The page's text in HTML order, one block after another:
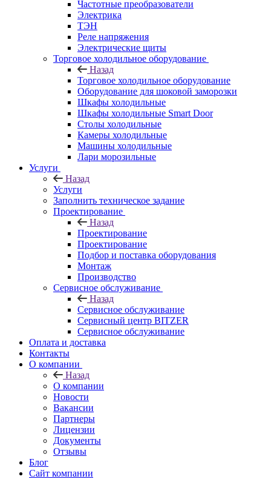
Частотные преобразователи
Электрика
ТЭН
Реле напряжения
Электрические щиты
Торговое холодильное оборудование
Назад
Торговое холодильное оборудование
Оборудование для шоковой заморозки
Шкафы холодильные
Шкафы холодильные Smart Door
Столы холодильные
Камеры холодильные
Машины холодильные
Лари морозильные
Услуги
Назад
Услуги
Заполнить техническое задание
Проектирование
Назад
Проектирование
Проектирование
Подбор и поставка оборудования
Монтаж
Производство
Сервисное обслуживание
Назад
Сервисное обслуживание
Сервисный центр BITZER
Сервисное обслуживание
Оплата и доставка
Контакты
О компании
Назад
О компании
Новости
Вакансии
Партнеры
Лицензии
Документы
Отзывы
Блог
Сайт компании